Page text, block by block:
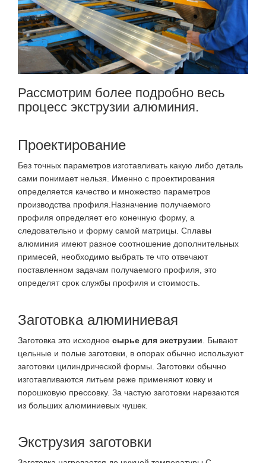
Рассмотрим более подробно весь
процесс экструзии алюминия.
Проектирование
Без точных параметров изготавливать какую либо деталь
сами понимает нельзя. Именно с проектирования
определяется качество и множество параметров
производства профиля.Назначение получаемого
профиля определяет его конечную форму, а
следовательно и форму самой матрицы. Сплавы
алюминия имеют разное соотношение дополнительных
примесей, необходимо выбрать те что отвечают
поставленном задачам получаемого профиля, это
определят срок службы профиля и стоимость.
Заготовка алюминиевая
Заготовка это исходное сырье для экструзии . Бывают
цельные и полые заготовки, в опорах обычно используют
заготовки цилиндрической формы. Заготовки обычно
изготавливаются литьем реже применяют ковку и
порошковую прессовку. За частую заготовки нарезаются
из больших алюминиевых чушек.
Экструзия заготовки